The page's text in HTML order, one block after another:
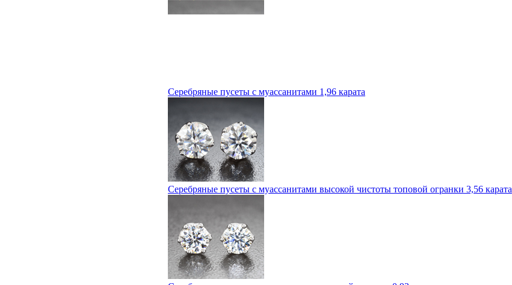
Серебряные пусеты с муассанитами 1,96 карата
Серебряные пусеты с муассанитами высокой чистоты топовой огранки 3,56 карата